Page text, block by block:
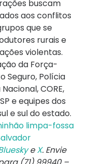
buscam
aos conflitos
que se
rurais e
violentas.
da Força-
Seguro, Polícia
CORE,
e equipes dos
e sul do estado.
limpa-fossa
eX. Envie